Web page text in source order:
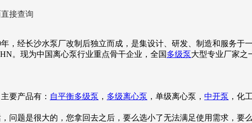
接查询
，经长沙水泵厂改制后独立而成，是集设计、研发、制造和服务于
。现为中国离心泵行业重点骨干企业，全国 多级泵大型专业厂家之
要产品有： 自平衡多级泵 ， 多级离心泵 ，单级离心泵， 中开泵 ，化
问题是很大的，您拿回去之后，要么选小了无法满足使用需求，要